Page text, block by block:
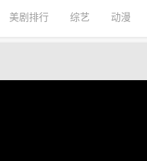
美剧排行 综艺 动漫